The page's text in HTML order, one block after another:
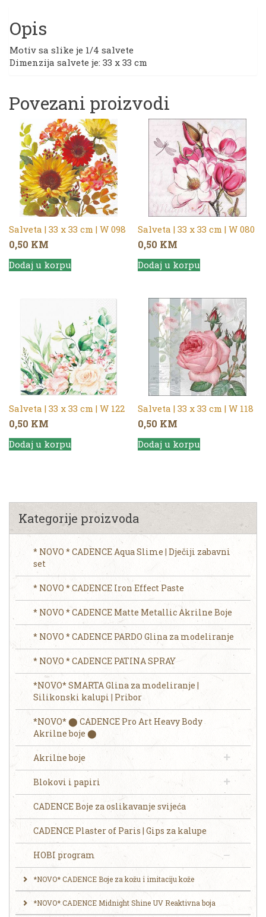
količina
Opis
Motiv sa slike je 1/4 salvete
Dimenzija salvete je: 33 x 33 cm
Povezani proizvodi
Salveta | 33 x 33 cm | W 098
0,50 KM
Dodaj u korpu
Salveta | 33 x 33 cm | W 080
0,50 KM
Dodaj u korpu
Salveta | 33 x 33 cm | W 122
0,50 KM
Dodaj u korpu
Salveta | 33 x 33 cm | W 118
0,50 KM
Dodaj u korpu
Kategorije proizvoda
* NOVO * CADENCE Aqua Slime | Dječiji zabavni
set
* NOVO * CADENCE Iron Effect Paste
* NOVO * CADENCE Matte Metallic Akrilne Boje
* NOVO * CADENCE PARDO Glina za modeliranje
* NOVO * CADENCE PATINA SPRAY
*NOVO* SMARTA Glina za modeliranje |
Silikonski kalupi | Pribor
*NOVO* ⬤ CADENCE Pro Art Heavy Body
Akrilne boje ⬤
Akrilne boje
Blokovi i papiri
CADENCE Boje za oslikavanje svijeća
CADENCE Plaster of Paris | Gips za kalupe
HOBI program
*NOVO* CADENCE Boje za kožu i imitaciju kože
*NOVO* CADENCE Midnight Shine UV Reaktivna boja